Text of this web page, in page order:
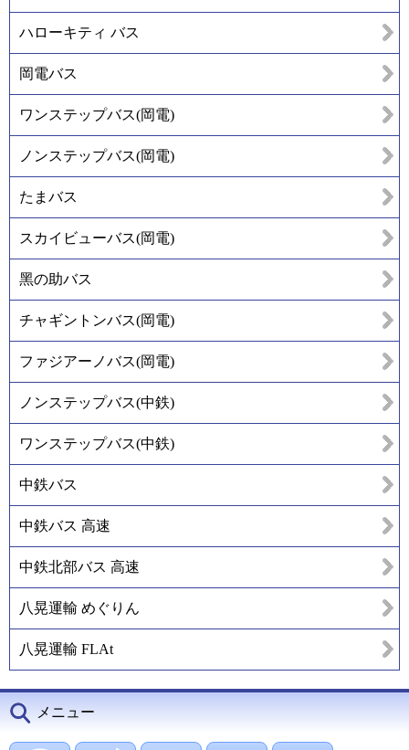
ハローキティ バス
岡電バス
ワンステップバス(岡電)
ノンステップバス(岡電)
たまバス
スカイビューバス(岡電)
黑の助バス
チャギントンバス(岡電)
ファジアーノバス(岡電)
ノンステップバス(中鉄)
ワンステップバス(中鉄)
中鉄バス
中鉄バス 高速
中鉄北部バス 高速
八晃運輸 めぐりん
八晃運輸 FLAt
メニュー